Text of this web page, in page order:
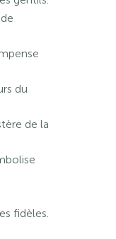
du
de la
fidèles.